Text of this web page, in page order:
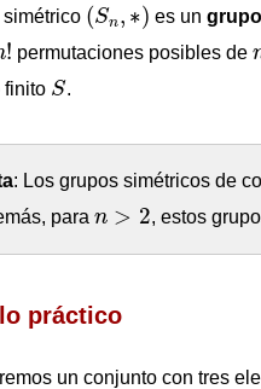
simétrico (Sn, ∗) es un
!! permutaciones posibles de
finito S
S.
: Los grupos simétricos de
para n > 2
n >2 , estos
práctico
un conjunto con tres